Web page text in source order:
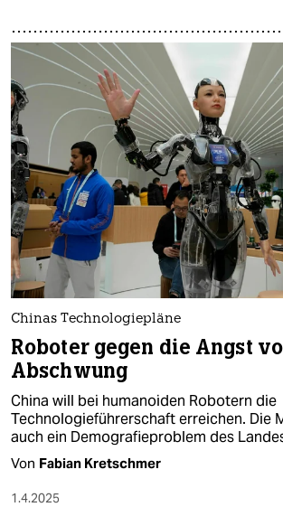
Chinas Technologiepläne
Roboter gegen die Angst
Abschwung
China will bei humanoiden Robotern die
Technologieführerschaft erreichen. Die
auch ein Demografieproblem des
Von Fabian Kretschmer
1.4.2025